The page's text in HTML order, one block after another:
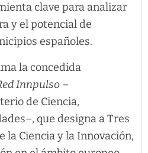
clave para analizar
y el potencial de
españoles.
la concedida
Innpulso –
de Ciencia,
que designa a Tres
la Ciencia y la Innovación,